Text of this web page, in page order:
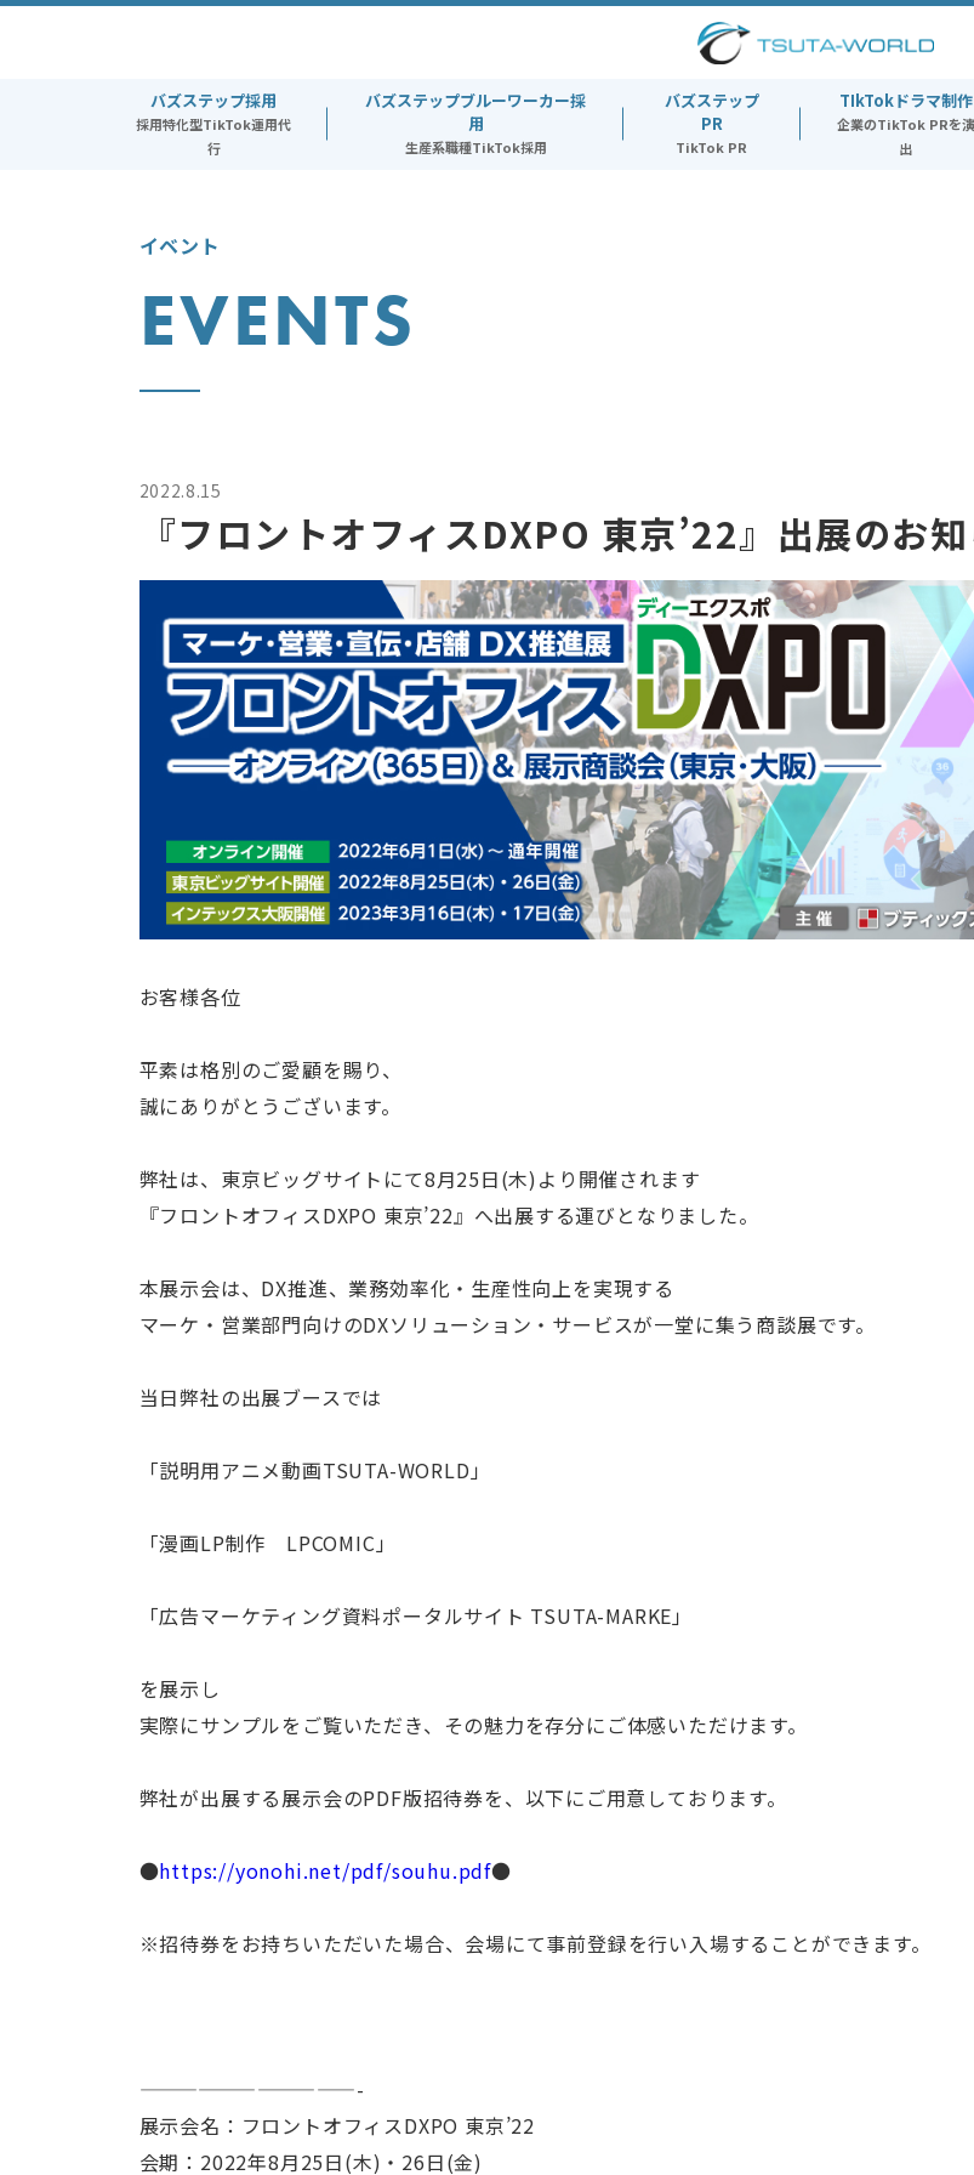
バズステップ採用
採用特化型TikTok運用代
行
バズステップブルーワーカー採
用
生産系職種TikTok採用
バズステップ
PR
TikTok PR
TIkTokドラマ制作
企業のTikTok PRを演
出
イベント
EVENTS
2022.8.15
『フロントオフィスDXPO 東京’22』出展のお
お客様各位
平素は格別のご愛顧を賜り、
誠にありがとうございます。
弊社は、東京ビッグサイトにて8月25日(木)より開催されます
『フロントオフィスDXPO 東京’22』へ出展する運びとなりました。
本展示会は、DX推進、業務効率化・生産性向上を実現する
マーケ・営業部門向けのDXソリューション・サービスが一堂に集う商談展です。
当日弊社の出展ブースでは
「説明用アニメ動画TSUTA-WORLD」
「漫画LP制作 LPCOMIC」
「広告マーケティング資料ポータルサイト TSUTA-MARKE」
を展示し
実際にサンプルをご覧いただき、その魅力を存分にご体感いただけます。
弊社が出展する展示会のPDF版招待券を、以下にご用意しております。
●https://yonohi.net/pdf/souhu.pdf●
※招待券をお持ちいただいた場合、会場にて事前登録を行い入場することができます。
———————————-
展示会名：フロントオフィスDXPO 東京’22
会期：2022年8月25日(木)・26日(金)